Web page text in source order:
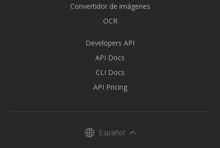
Convertidor de imágenes
OCR
Developers API
API Docs
CLI Docs
API Pricing
Español